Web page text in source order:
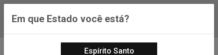
Baixe já nosso APP
Em que Estado você está?
Espírito Santo